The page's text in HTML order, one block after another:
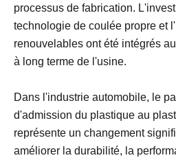
processus de fabrication.
technologie de coulée propre et
renouvelables ont été intégrés
à long terme de l'usine.
Dans l'industrie automobile, le
d'admission du plastique au
représente un changement
améliorer la durabilité, la